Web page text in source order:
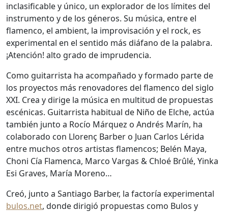
inclasificable y único, un explorador de los límites del
instrumento y de los géneros. Su música, entre el
flamenco, el ambient, la improvisación y el rock, es
experimental en el sentido más diáfano de la palabra.
¡Atención! alto grado de imprudencia.
Como guitarrista ha acompañado y formado parte de
los proyectos más renovadores del flamenco del siglo
XXI. Crea y dirige la música en multitud de propuestas
escénicas. Guitarrista habitual de Niño de Elche, actúa
también junto a Rocío Márquez o Andrés Marín, ha
colaborado con Llorenç Barber o Juan Carlos Lérida
entre muchos otros artistas flamencos; Belén Maya,
Choni Cía Flamenca, Marco Vargas & Chloé Brûlé, Yinka
Esi Graves, María Moreno…
Creó, junto a Santiago Barber, la factoría experimental
bulos.net, donde dirigió propuestas como Bulos y